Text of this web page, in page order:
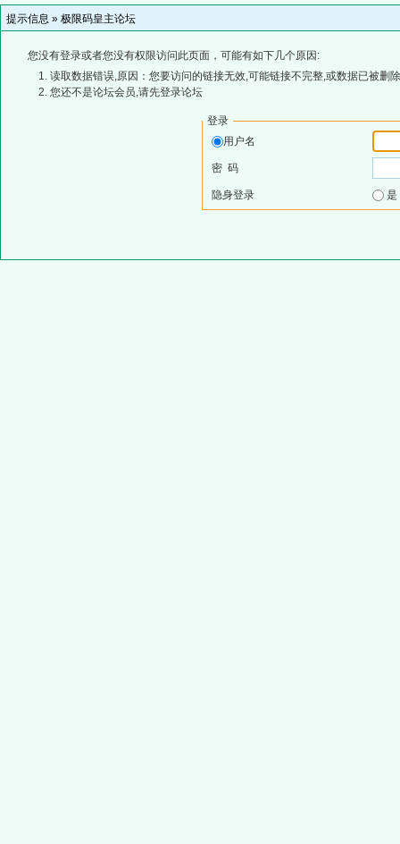
提示信息 » 极限码皇主论坛
您没有登录或者您没有权限访问此页面，可能有如下几个原因:
读取数据错误,原因：您要访问的链接无效,可能链接不完整,或数据已被删
您还不是论坛会员,请先登录论坛
登录
用户名
密 码
隐身登录